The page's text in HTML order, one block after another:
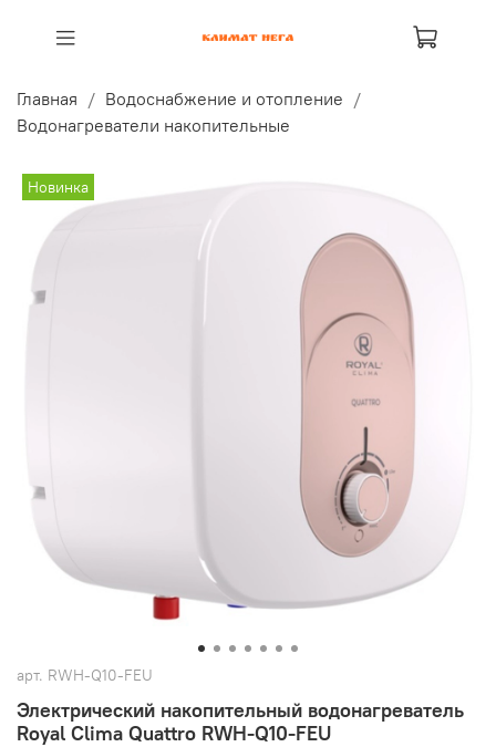
Главная
Водоснабжение и отопление
Водонагреватели накопительные
Новинка
арт. RWH-Q10-FEU
Электрический накопительный водонагреватель
Royal Clima Quattro RWH-Q10-FEU